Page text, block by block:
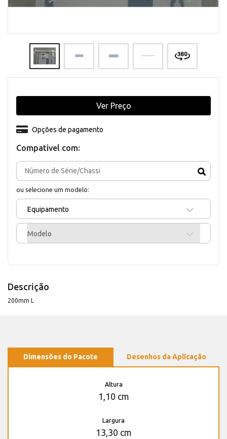
Compativel com:
ou selecione um modelo:
Equipamento
Modelo
Opções de pagamento
Ver Preço
Descrição
200mm L
Dimensões do Pacote Desenhos da Aplicação
Altura
1,10 cm
Largura
13,30 cm